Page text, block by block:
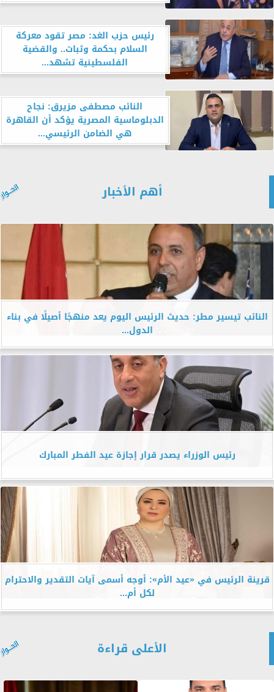
رئيس حزب الغد: مصر تقود معركة
السلام بحكمة وثبات.. والقضية
الفلسطينية تشهد...
النائب مصطفى مزيرق: نجاح
الدبلوماسية المصرية يؤكد أن القاهرة
هي الضامن الرئيسي...
أهم الأخبار
النائب تيسير مطر: حديث الرئيس اليوم يعد منهجًا أصيلًا في بناء
الدول...
رئيس الوزراء يصدر قرار إجازة عيد الفطر المبارك
قرينة الرئيس في «عيد الأم»: أوجه أسمى آيات التقدير والاحترام
لكل أم...
الأعلى قراءة